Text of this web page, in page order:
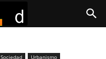
Sociedad Urbanismo